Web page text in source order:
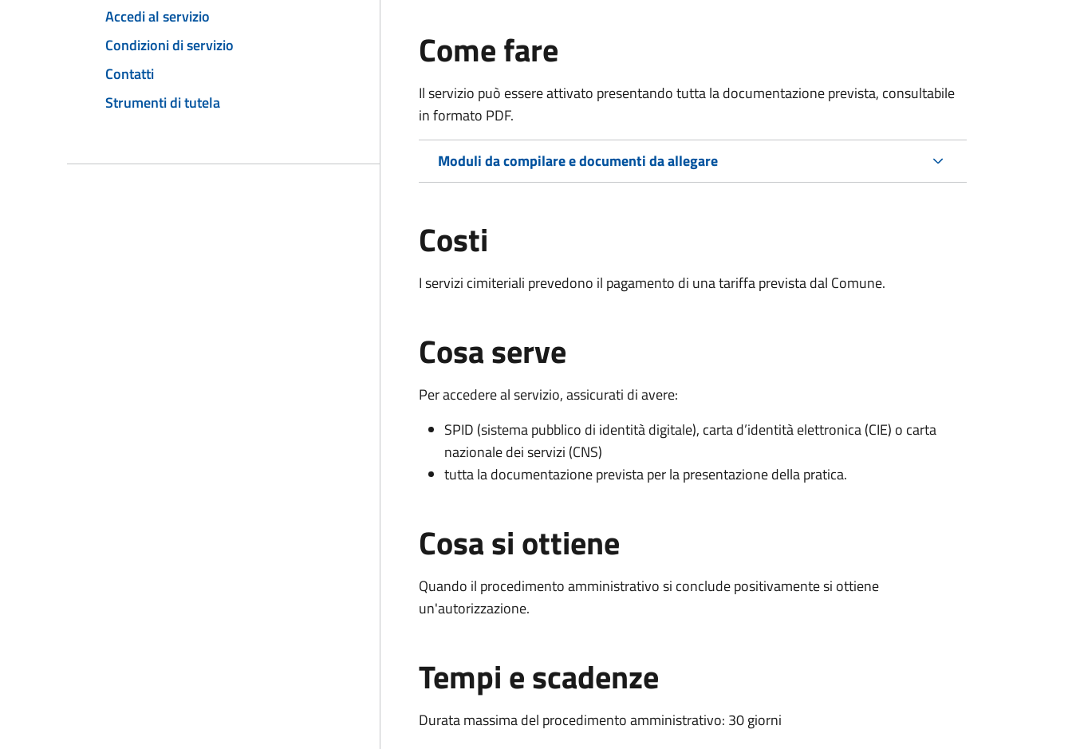
Accedi al servizio
Condizioni di servizio
Contatti
Strumenti di tutela
Come fare
Il servizio può essere attivato presentando tutta la documentazione prevista, consultabile
in formato PDF.
Moduli da compilare e documenti da allegare
Costi
I servizi cimiteriali prevedono il pagamento di una tariffa prevista dal Comune.
Cosa serve
Per accedere al servizio, assicurati di avere:
SPID (sistema pubblico di identità digitale), carta d’identità elettronica (CIE) o carta
nazionale dei servizi (CNS)
tutta la documentazione prevista per la presentazione della pratica.
Cosa si ottiene
Quando il procedimento amministrativo si conclude positivamente si ottiene
un'autorizzazione.
Tempi e scadenze
Durata massima del procedimento amministrativo: 30 giorni